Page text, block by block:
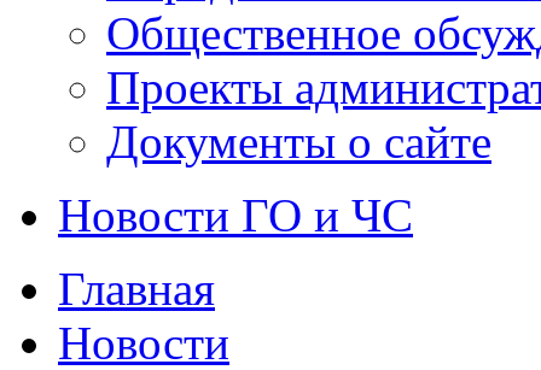
Общественное
Проекты
Документы о сайте
Новости ГО и ЧС
Главная
Новости